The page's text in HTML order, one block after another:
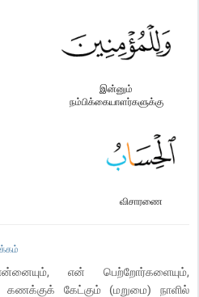
இன்னும்
நம்பிக்கையாளர்களுக்கு
விசாரணை
என் பெற்றோர்களையும்,
கணக்குக் கேட்கும் (மறுமை) நாளில்